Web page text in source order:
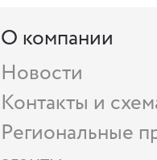
О компании
Новости
Контакты и
Региональные